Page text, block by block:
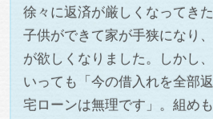
徐々に返済が厳しくなってき
子供ができて家が手狭になり
が欲しくなりました。しかし
いっても「今の借入れを全部
宅ローンは無理です」。組め